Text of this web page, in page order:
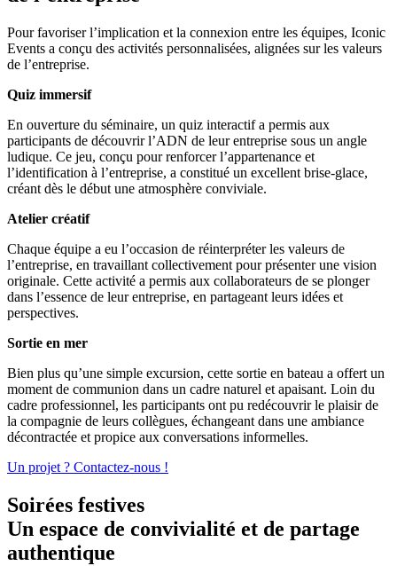
Pour favoriser l’implication et la connexion entre les équipes, Iconic
Events a conçu des activités personnalisées, alignées sur les valeurs
de l’entreprise.
Quiz immersif
En ouverture du séminaire, un quiz interactif a permis aux
participants de découvrir l’ADN de leur entreprise sous un angle
ludique. Ce jeu, conçu pour renforcer l’appartenance et
l’identification à l’entreprise, a constitué un excellent brise-glace,
créant dès le début une atmosphère conviviale.
Atelier créatif
Chaque équipe a eu l’occasion de réinterpréter les valeurs de
l’entreprise, en travaillant collectivement pour présenter une vision
originale. Cette activité a permis aux collaborateurs de se plonger
dans l’essence de leur entreprise, en partageant leurs idées et
perspectives.
Sortie en mer
Bien plus qu’une simple excursion, cette sortie en bateau a offert un
moment de communion dans un cadre naturel et apaisant. Loin du
cadre professionnel, les participants ont pu redécouvrir le plaisir de
la compagnie de leurs collègues, échangeant dans une ambiance
décontractée et propice aux conversations informelles.
Un projet ? Contactez-nous !
Soirées festives
Un espace de convivialité et de partage
authentique